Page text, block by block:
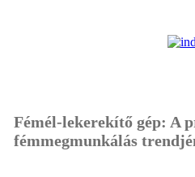
Fémél-lekerekítő gép: A
fémmegmunkálás